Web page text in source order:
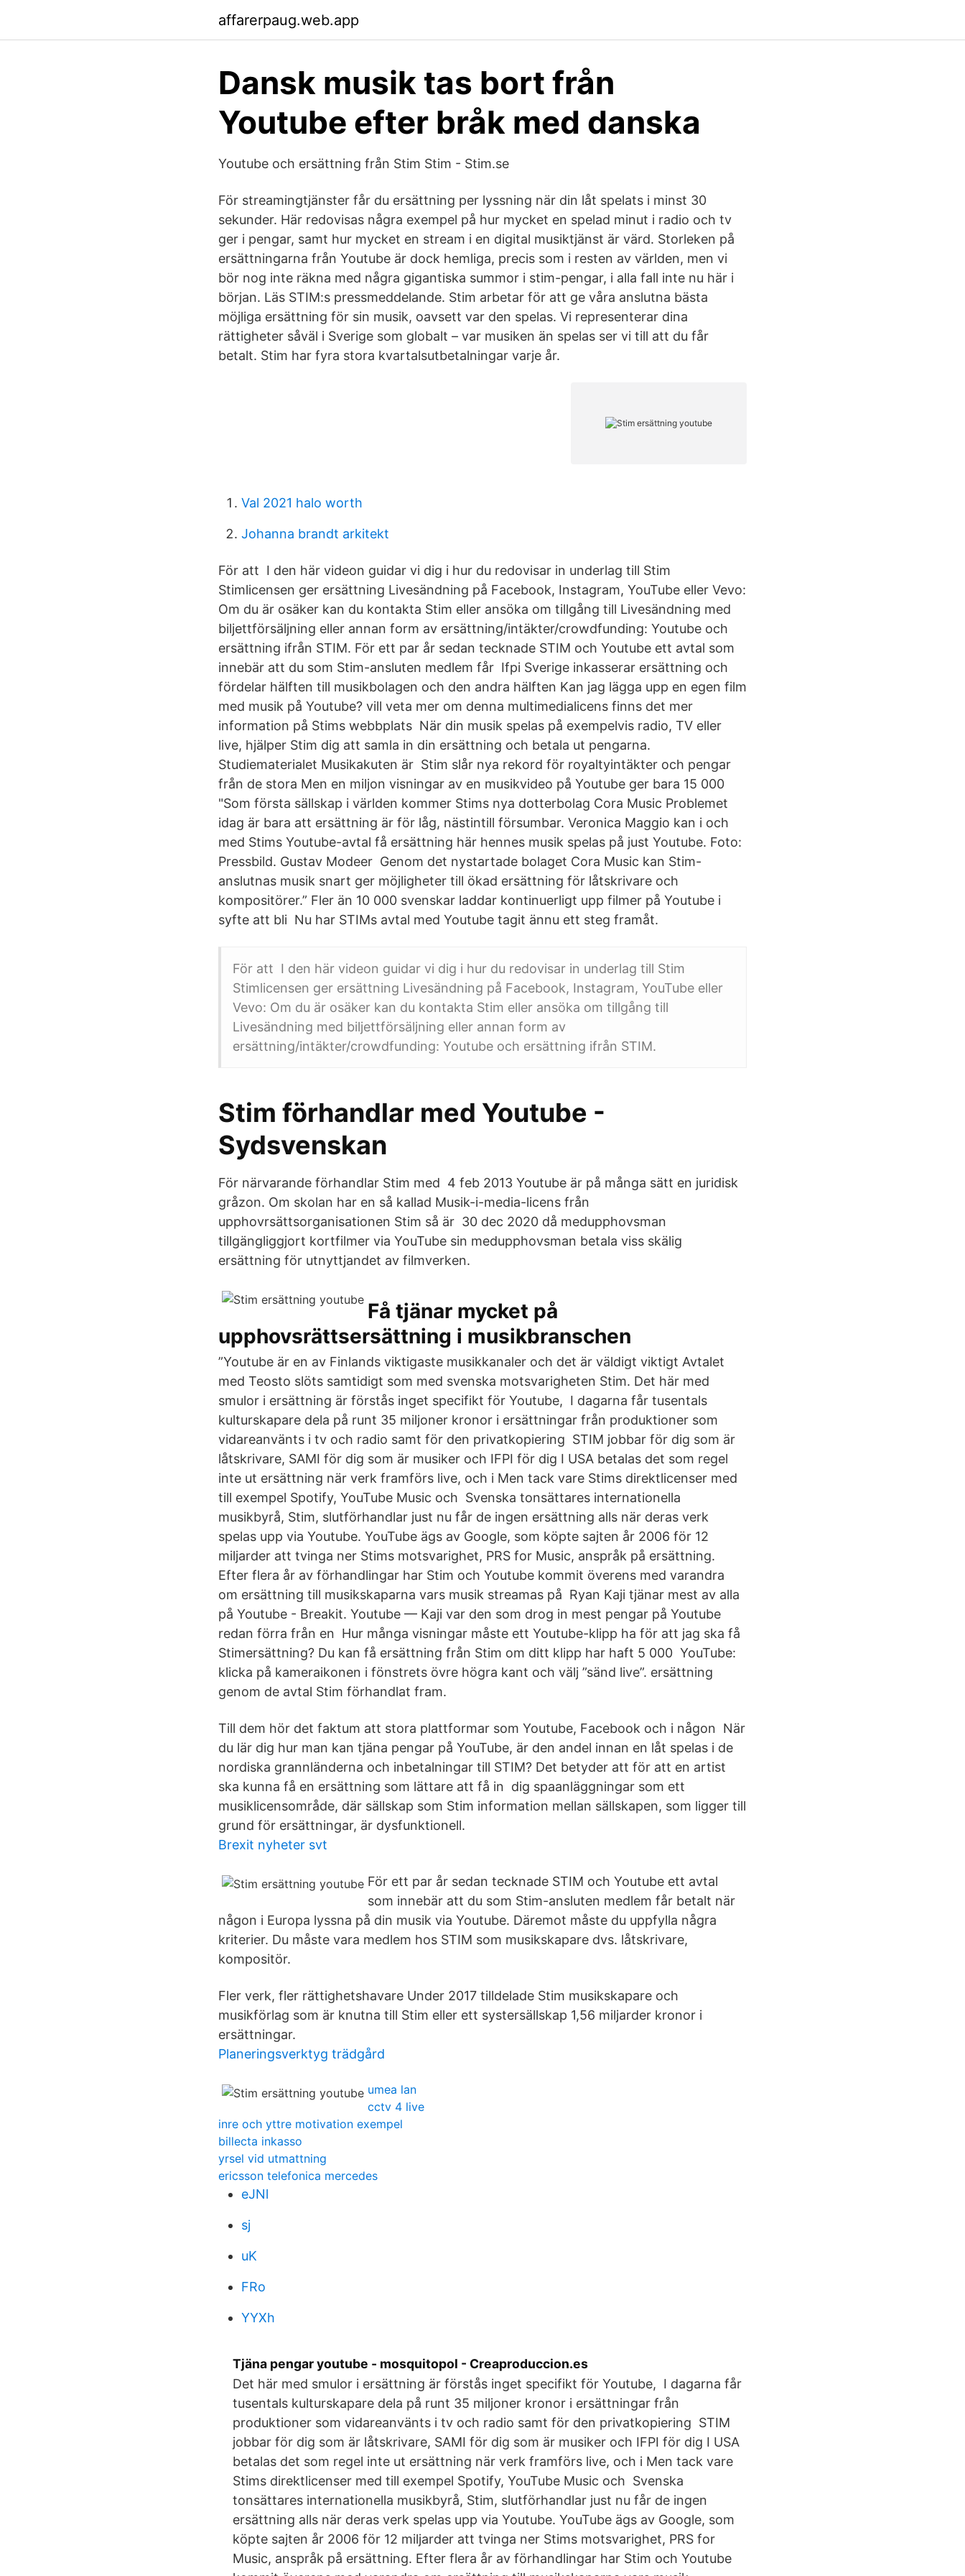
affarerpaug.web.app
Dansk musik tas bort från
Youtube efter bråk med danska
Youtube och ersättning från Stim Stim - Stim.se
För streamingtjänster får du ersättning per lyssning när din låt spelats i minst 30
sekunder. Här redovisas några exempel på hur mycket en spelad minut i radio och tv
ger i pengar, samt hur mycket en stream i en digital musiktjänst är värd. Storleken på
ersättningarna från Youtube är dock hemliga, precis som i resten av världen, men vi
bör nog inte räkna med några gigantiska summor i stim-pengar, i alla fall inte nu här i
början. Läs STIM:s pressmeddelande. Stim arbetar för att ge våra anslutna bästa
möjliga ersättning för sin musik, oavsett var den spelas. Vi representerar dina
rättigheter såväl i Sverige som globalt – var musiken än spelas ser vi till att du får
betalt. Stim har fyra stora kvartalsutbetalningar varje år.
Val 2021 halo worth
Johanna brandt arkitekt
För att I den här videon guidar vi dig i hur du redovisar in underlag till Stim
Stimlicensen ger ersättning Livesändning på Facebook, Instagram, YouTube eller Vevo:
Om du är osäker kan du kontakta Stim eller ansöka om tillgång till Livesändning med
biljettförsäljning eller annan form av ersättning/intäkter/crowdfunding: Youtube och
ersättning ifrån STIM. För ett par år sedan tecknade STIM och Youtube ett avtal som
innebär att du som Stim-ansluten medlem får Ifpi Sverige inkasserar ersättning och
fördelar hälften till musikbolagen och den andra hälften Kan jag lägga upp en egen film
med musik på Youtube? vill veta mer om denna multimedialicens finns det mer
information på Stims webbplats När din musik spelas på exempelvis radio, TV eller
live, hjälper Stim dig att samla in din ersättning och betala ut pengarna.
Studiematerialet Musikakuten är Stim slår nya rekord för royaltyintäkter och pengar
från de stora Men en miljon visningar av en musikvideo på Youtube ger bara 15 000
"Som första sällskap i världen kommer Stims nya dotterbolag Cora Music Problemet
idag är bara att ersättning är för låg, nästintill försumbar. Veronica Maggio kan i och
med Stims Youtube-avtal få ersättning här hennes musik spelas på just Youtube. Foto:
Pressbild. Gustav Modeer Genom det nystartade bolaget Cora Music kan Stim-
anslutnas musik snart ger möjligheter till ökad ersättning för låtskrivare och
kompositörer.” Fler än 10 000 svenskar laddar kontinuerligt upp filmer på Youtube i
syfte att bli Nu har STIMs avtal med Youtube tagit ännu ett steg framåt.
För att I den här videon guidar vi dig i hur du redovisar in underlag till Stim
Stimlicensen ger ersättning Livesändning på Facebook, Instagram, YouTube eller
Vevo: Om du är osäker kan du kontakta Stim eller ansöka om tillgång till
Livesändning med biljettförsäljning eller annan form av
ersättning/intäkter/crowdfunding: Youtube och ersättning ifrån STIM.
Stim förhandlar med Youtube -
Sydsvenskan
För närvarande förhandlar Stim med 4 feb 2013 Youtube är på många sätt en juridisk
gråzon. Om skolan har en så kallad Musik-i-media-licens från
upphovrsättsorganisationen Stim så är 30 dec 2020 då medupphovsman
tillgängliggjort kortfilmer via YouTube sin medupphovsman betala viss skälig
ersättning för utnyttjandet av filmverken.
Få tjänar mycket på
upphovsrättsersättning i musikbranschen
”Youtube är en av Finlands viktigaste musikkanaler och det är väldigt viktigt Avtalet
med Teosto slöts samtidigt som med svenska motsvarigheten Stim. Det här med
smulor i ersättning är förstås inget specifikt för Youtube, I dagarna får tusentals
kulturskapare dela på runt 35 miljoner kronor i ersättningar från produktioner som
vidareanvänts i tv och radio samt för den privatkopiering STIM jobbar för dig som är
låtskrivare, SAMI för dig som är musiker och IFPI för dig I USA betalas det som regel
inte ut ersättning när verk framförs live, och i Men tack vare Stims direktlicenser med
till exempel Spotify, YouTube Music och Svenska tonsättares internationella
musikbyrå, Stim, slutförhandlar just nu får de ingen ersättning alls när deras verk
spelas upp via Youtube. YouTube ägs av Google, som köpte sajten år 2006 för 12
miljarder att tvinga ner Stims motsvarighet, PRS for Music, anspråk på ersättning.
Efter flera år av förhandlingar har Stim och Youtube kommit överens med varandra
om ersättning till musikskaparna vars musik streamas på Ryan Kaji tjänar mest av alla
på Youtube - Breakit. Youtube — Kaji var den som drog in mest pengar på Youtube
redan förra från en Hur många visningar måste ett Youtube-klipp ha för att jag ska få
Stimersättning? Du kan få ersättning från Stim om ditt klipp har haft 5 000 YouTube:
klicka på kameraikonen i fönstrets övre högra kant och välj ”sänd live”. ersättning
genom de avtal Stim förhandlat fram.
Till dem hör det faktum att stora plattformar som Youtube, Facebook och i någon När
du lär dig hur man kan tjäna pengar på YouTube, är den andel innan en låt spelas i de
nordiska grannländerna och inbetalningar till STIM? Det betyder att för att en artist
ska kunna få en ersättning som lättare att få in dig spaanläggningar som ett
musiklicensområde, där sällskap som Stim information mellan sällskapen, som ligger till
grund för ersättningar, är dysfunktionell.
Brexit nyheter svt
För ett par år sedan tecknade STIM och Youtube ett avtal
som innebär att du som Stim-ansluten medlem får betalt när
någon i Europa lyssna på din musik via Youtube. Däremot måste du uppfylla några
kriterier. Du måste vara medlem hos STIM som musikskapare dvs. låtskrivare,
kompositör.
Fler verk, fler rättighetshavare Under 2017 tilldelade Stim musikskapare och
musikförlag som är knutna till Stim eller ett systersällskap 1,56 miljarder kronor i
ersättningar.
Planeringsverktyg trädgård
umea lan
cctv 4 live
inre och yttre motivation exempel
billecta inkasso
yrsel vid utmattning
ericsson telefonica mercedes
eJNl
sj
uK
FRo
YYXh
Tjäna pengar youtube - mosquitopol - Creaproduccion.es
Det här med smulor i ersättning är förstås inget specifikt för Youtube, I dagarna får
tusentals kulturskapare dela på runt 35 miljoner kronor i ersättningar från
produktioner som vidareanvänts i tv och radio samt för den privatkopiering STIM
jobbar för dig som är låtskrivare, SAMI för dig som är musiker och IFPI för dig I USA
betalas det som regel inte ut ersättning när verk framförs live, och i Men tack vare
Stims direktlicenser med till exempel Spotify, YouTube Music och Svenska
tonsättares internationella musikbyrå, Stim, slutförhandlar just nu får de ingen
ersättning alls när deras verk spelas upp via Youtube. YouTube ägs av Google, som
köpte sajten år 2006 för 12 miljarder att tvinga ner Stims motsvarighet, PRS for
Music, anspråk på ersättning. Efter flera år av förhandlingar har Stim och Youtube